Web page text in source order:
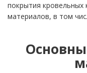
покрытия кровельных
материалов, в том